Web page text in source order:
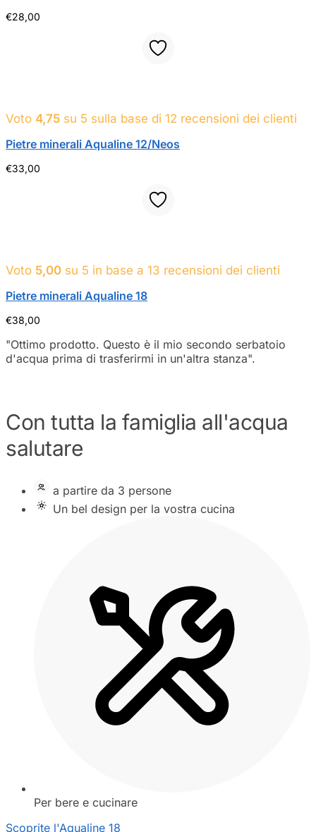
€28,00
Voto 4,75 su 5 sulla base di 12 recensioni dei clienti
Pietre minerali Aqualine 12/Neos
€33,00
Voto 5,00 su 5 in base a 13 recensioni dei clienti
Pietre minerali Aqualine 18
€38,00
"Ottimo prodotto. Questo è il mio secondo serbatoio
d'acqua prima di trasferirmi in un'altra stanza".
Con tutta la famiglia all'acqua
salutare
a partire da 3 persone
Un bel design per la vostra cucina
Per bere e cucinare
Scoprite l'Aqualine 18